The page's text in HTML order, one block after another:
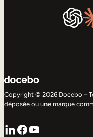
Copyright © 2026 Docebo –
déposée ou une marque
LinkedIn
Facebook
YouTube